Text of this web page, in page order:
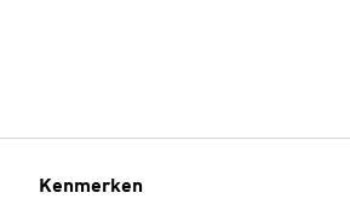
Kenmerken